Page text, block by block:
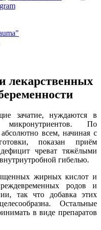
лекарственных
зачатие, нуждаются в
микронутриентов. По
всем, начиная с
показан приём
чреват тяжёлыми
гибелью.
жирных кислот и
родов и
так что добавка этих
Остальные
в виде препаратов